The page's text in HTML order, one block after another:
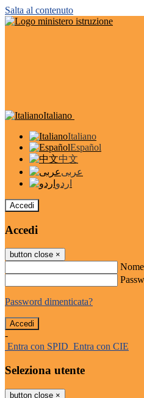
Salta al contenuto
Italiano
Italiano
Español
中文
عربى
اردو
Accedi
Accedi
button close ×
Password dimenticata?
-
Entra con SPID Entra con CIE
Seleziona utente
button close ×